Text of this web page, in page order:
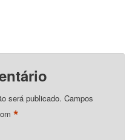
será publicado. Campos
*